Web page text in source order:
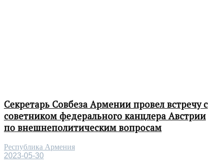
Секретарь Совбеза Армении провел встречу с
советником федерального канцлера Австрии
по внешнеполитическим вопросам
Республика Армения
2023-05-30